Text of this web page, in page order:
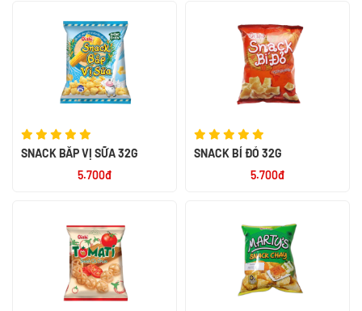
SNACK BẮP VỊ SỮA 32G
5.700đ
SNACK BÍ ĐỎ 32G
5.700đ